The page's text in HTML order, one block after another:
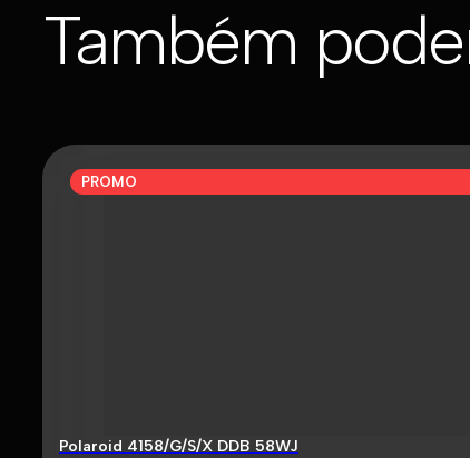
Também
PROMO
Polaroid 4158/G/S/X DDB 58WJ